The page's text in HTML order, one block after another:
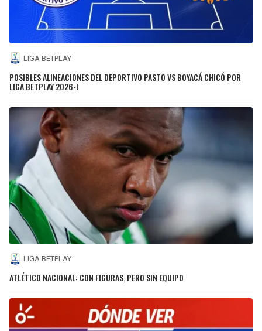
LIGA BETPLAY
POSIBLES ALINEACIONES DEL DEPORTIVO PASTO VS BOYACÁ CHICÓ POR
LIGA BETPLAY 2026-I
LIGA BETPLAY
ATLÉTICO NACIONAL: CON FIGURAS, PERO SIN EQUIPO